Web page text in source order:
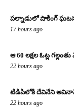
పల్నాడులో షాకింగ్
17 hours ago
ఆ 60 లక్షల ఓట్ల గల్లంతు
22 hours ago
టిడిపిలోకి దేవినేని
22 hours ago